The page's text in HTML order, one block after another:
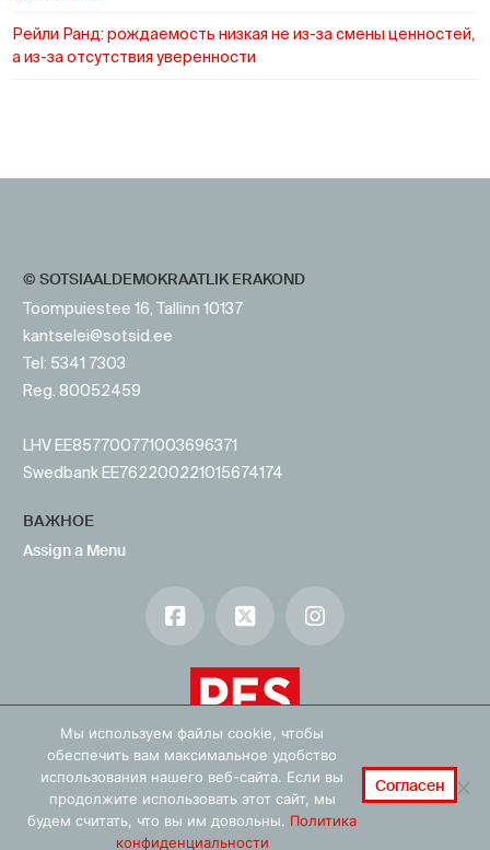
Рейли Ранд: рождаемость низкая не из-за смены ценностей,
а из-за отсутствия уверенности
© SOTSIAALDEMOKRAATLIK ERAKOND
Toompuiestee 16, Tallinn 10137
kantselei@sotsid.ee
Tel: 5341 7303
Reg. 80052459
LHV EE857700771003696371
Swedbank EE762200221015674174
ВАЖНОЕ
Assign a Menu
Facebook
X
Мы используем файлы cookie, чтобы
обеспечить вам максимальное удобство
использования нашего веб-сайта. Если вы
продолжите использовать этот сайт, мы
будем считать, что вы им довольны. Политика
конфиденциальности
Согласен